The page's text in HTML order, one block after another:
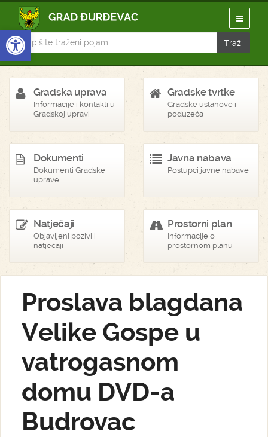
Open toolbar
Gradska uprava
Informacije i kontakti u
Gradskoj upravi
Gradske tvrtke
Gradske ustanove i
poduzeća
Dokumenti
Dokumenti Gradske
uprave
Javna nabava
Postupci javne nabave
Natječaji
Objavljeni pozivi i
natječaji
Prostorni plan
Informacije o
prostornom planu
Proslava blagdana
Velike Gospe u
vatrogasnom
domu DVD-a
Budrovac